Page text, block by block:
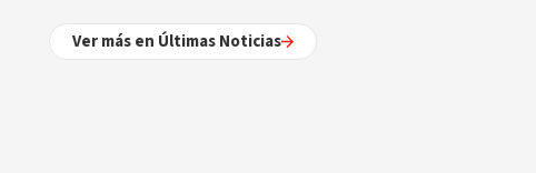
Ver más en Últimas Noticias